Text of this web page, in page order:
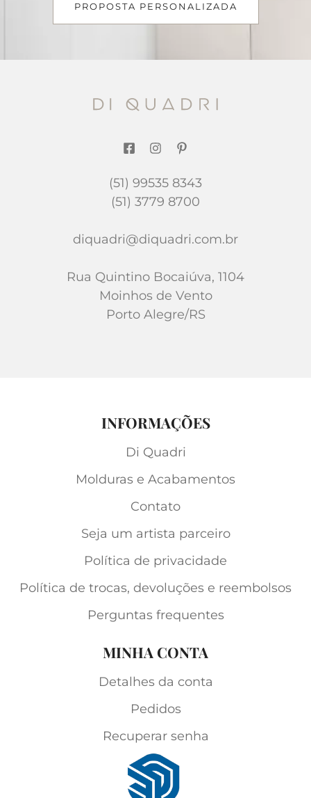
PROPOSTA PERSONALIZADA
(51) 99535 8343
(51) 3779 8700
diquadri@diquadri.com.br
Rua Quintino Bocaiúva, 1104
Moinhos de Vento
Porto Alegre/RS
INFORMAÇÕES
Di Quadri
Molduras e Acabamentos
Contato
Seja um artista parceiro
Política de privacidade
Política de trocas, devoluções e reembolsos
Perguntas frequentes
MINHA CONTA
Detalhes da conta
Pedidos
Recuperar senha